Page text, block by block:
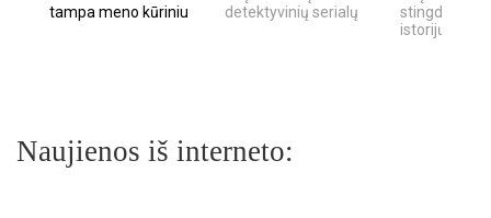
tampa meno kūriniu
detektyvinių serialų
stingdančių
istorijų
Naujienos iš interneto: